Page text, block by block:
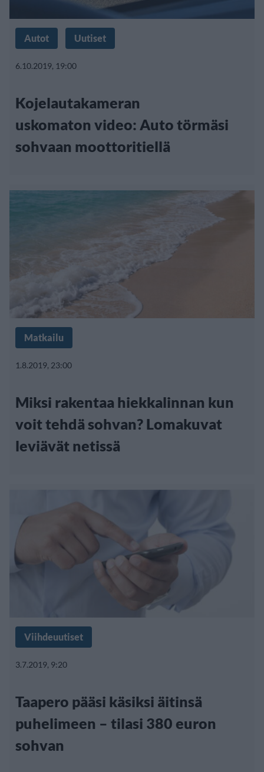
Autot Uutiset
6.10.2019, 19:00
Kojelautakameran
uskomaton video: Auto törmäsi
sohvaan moottoritiellä
Matkailu
1.8.2019, 23:00
Miksi rakentaa hiekkalinnan kun
voit tehdä sohvan? Lomakuvat
leviävät netissä
Viihdeuutiset
3.7.2019, 9:20
Taapero pääsi käsiksi äitinsä
puhelimeen – tilasi 380 euron
sohvan